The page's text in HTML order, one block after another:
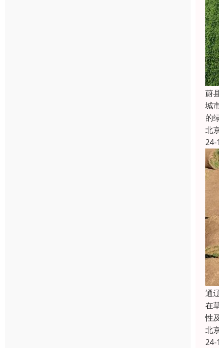
蔚
城
的
北
24-
通
在
性
北
24-